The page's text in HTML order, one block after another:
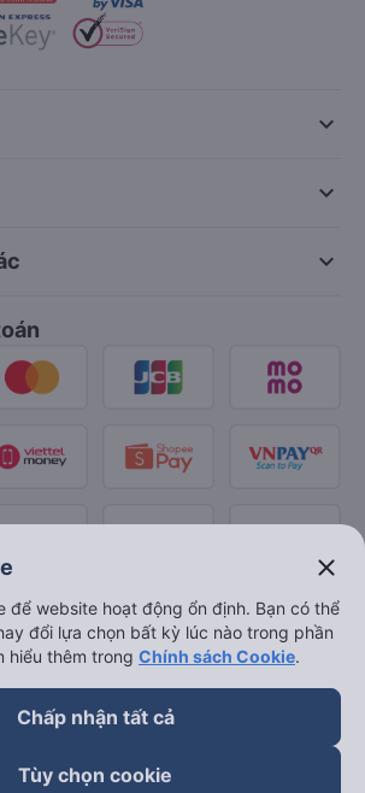
keyboard_arrow_down
keyboard_arrow_down
keyboard_arrow_down
close
để website hoạt động ổn định. Bạn có thể
đổi lựa chọn bất kỳ lúc nào trong phần
hiểu thêm trong Chính sách Cookie.
Chấp nhận tất cả
Tùy chọn cookie